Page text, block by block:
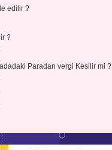
edilir ?
?
Paradan vergi Kesilir mi ?